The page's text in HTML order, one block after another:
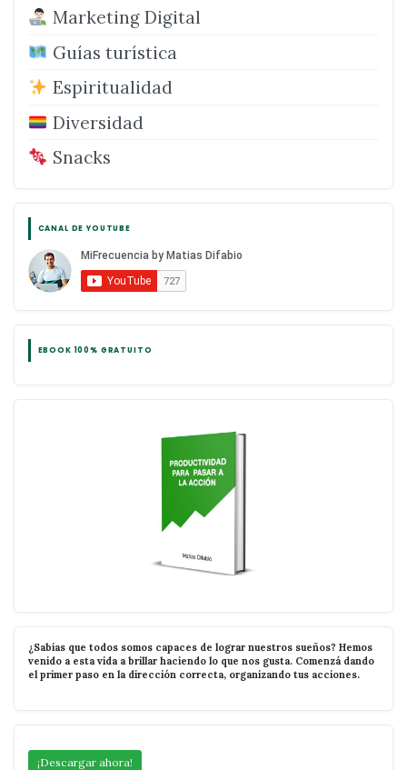
Marketing Digital
Guías turística
Espiritualidad
Diversidad
Snacks
CANAL DE YOUTUBE
EBOOK 100% GRATUITO
¿Sabías que todos somos capaces de lograr nuestros sueños? Hemos
venido a esta vida a brillar haciendo lo que nos gusta. Comenzá dando
el primer paso en la dirección correcta, organizando tus acciones.
¡Descargar ahora!